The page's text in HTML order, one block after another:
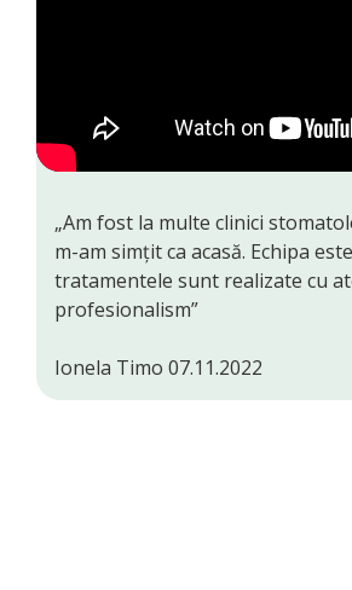
„Am fost la multe clinici
m-am simțit ca acasă. Echipa
tratamentele sunt realizate cu
profesionalism”
Ionela Timo 07.11.2022